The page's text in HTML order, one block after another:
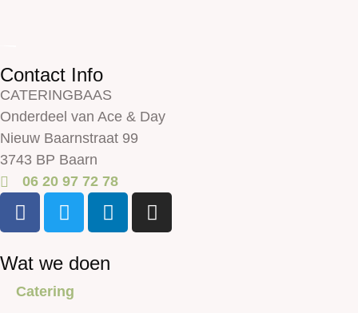
Contact Info
CATERINGBAAS
Onderdeel van Ace & Day
Nieuw Baarnstraat 99
3743 BP Baarn
06 20 97 72 78
Wat we doen
Catering